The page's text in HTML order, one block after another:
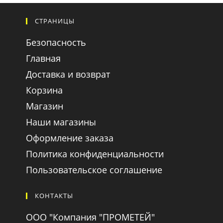
СТРАНИЦЫ
Безопасность
Главная
Доставка и возврат
Корзина
Магазин
Наши магазины
Оформление заказа
Политика конфиденциальности
Пользовательское соглашение
КОНТАКТЫ
ООО "Компания "ПРОМЕТЕЙ"